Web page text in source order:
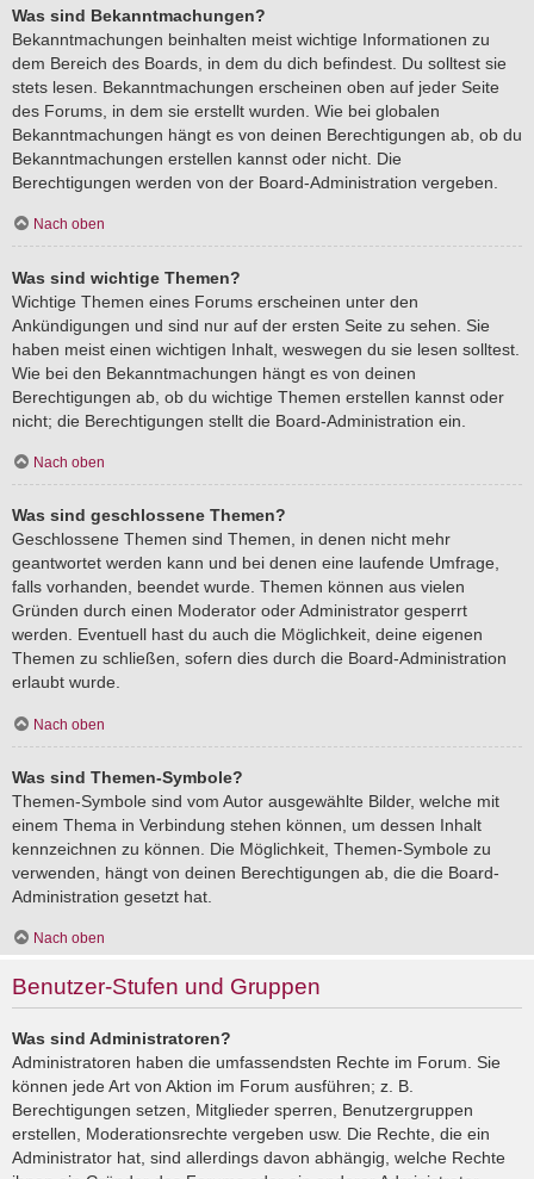
Was sind Bekanntmachungen?
Bekanntmachungen beinhalten meist wichtige Informationen zu
dem Bereich des Boards, in dem du dich befindest. Du solltest sie
stets lesen. Bekanntmachungen erscheinen oben auf jeder Seite
des Forums, in dem sie erstellt wurden. Wie bei globalen
Bekanntmachungen hängt es von deinen Berechtigungen ab, ob du
Bekanntmachungen erstellen kannst oder nicht. Die
Berechtigungen werden von der Board-Administration vergeben.
Nach oben
Was sind wichtige Themen?
Wichtige Themen eines Forums erscheinen unter den
Ankündigungen und sind nur auf der ersten Seite zu sehen. Sie
haben meist einen wichtigen Inhalt, weswegen du sie lesen solltest.
Wie bei den Bekanntmachungen hängt es von deinen
Berechtigungen ab, ob du wichtige Themen erstellen kannst oder
nicht; die Berechtigungen stellt die Board-Administration ein.
Nach oben
Was sind geschlossene Themen?
Geschlossene Themen sind Themen, in denen nicht mehr
geantwortet werden kann und bei denen eine laufende Umfrage,
falls vorhanden, beendet wurde. Themen können aus vielen
Gründen durch einen Moderator oder Administrator gesperrt
werden. Eventuell hast du auch die Möglichkeit, deine eigenen
Themen zu schließen, sofern dies durch die Board-Administration
erlaubt wurde.
Nach oben
Was sind Themen-Symbole?
Themen-Symbole sind vom Autor ausgewählte Bilder, welche mit
einem Thema in Verbindung stehen können, um dessen Inhalt
kennzeichnen zu können. Die Möglichkeit, Themen-Symbole zu
verwenden, hängt von deinen Berechtigungen ab, die die Board-
Administration gesetzt hat.
Nach oben
Benutzer-Stufen und Gruppen
Was sind Administratoren?
Administratoren haben die umfassendsten Rechte im Forum. Sie
können jede Art von Aktion im Forum ausführen; z. B.
Berechtigungen setzen, Mitglieder sperren, Benutzergruppen
erstellen, Moderationsrechte vergeben usw. Die Rechte, die ein
Administrator hat, sind allerdings davon abhängig, welche Rechte